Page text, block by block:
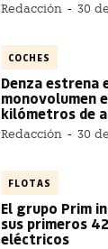
Redacción - 30
COCHES
Denza estrena
monovolumen
kilómetros de
Redacción - 30
FLOTAS
El grupo Prim
sus primeros
eléctricos